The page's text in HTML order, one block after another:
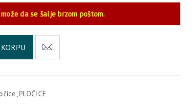
da se šalje brzom poštom.
,PLOČICE